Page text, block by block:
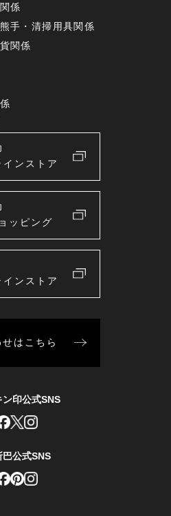
係
手・清掃用具関係
関係
ンストア
ッピング
ンストア
はこちら
ン印公式SNS
巴公式SNS